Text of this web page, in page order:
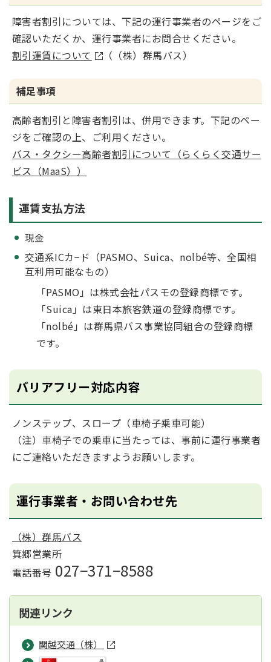
障害者割引については、下記の運行事業者のページをご
確認いただくか、運行事業者にお問合せください。
割引運賃について
（（株）群馬バス）
補足事項
高齢者割引と障害者割引は、併用できます。下記のペー
ジをご確認の上、ご利用ください。
バス・タクシー高齢者割引について（らくらく交通サー
ビス（MaaS））
運賃支払方法
現金
交通系ICカ−ド（PASMO、Suica、nolbé等、全国相
互利用可能なもの）
「PASMO」は株式会社パスモの登録商標です。
「Suica」は東日本旅客鉄道の登録商標です。
「nolbé」は群馬県バス事業協同組合の登録商標
です。
バリアフリー対応内容
ノンステップ、スロープ（車椅子乗車可能）
（注）車椅子での乗車に当たっては、事前に運行事業者
にご連絡いただきますようお願いします。
運行事業者・お問い合わせ先
（株）群馬バス
箕郷営業所
電話番号 027−371−8588
関連リンク
関越交通（株）